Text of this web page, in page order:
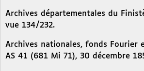
Archives départementales du
vue 134/232.
Archives nationales, fonds Fourier
AS 41 (681 Mi 71), 30 décembre